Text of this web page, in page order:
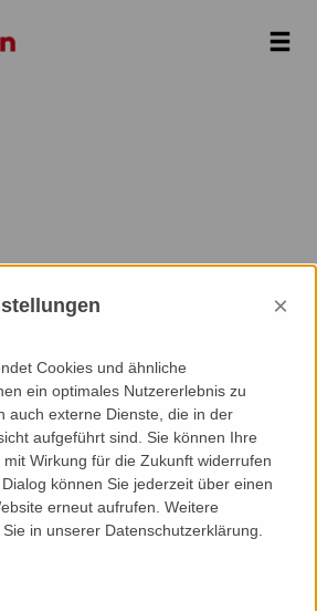
×
Cookies und ähnliche
ein optimales Nutzererlebnis zu
auch externe Dienste, die in der
aufgeführt sind. Sie können Ihre
Wirkung für die Zukunft widerrufen
können Sie jederzeit über einen
erneut aufrufen. Weitere
in unserer Datenschutzerklärung.